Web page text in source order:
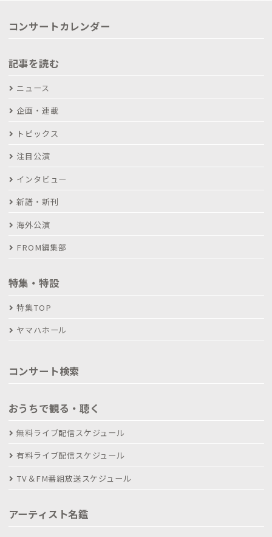
コンサートカレンダー
記事を読む
ニュース
企画・連載
トピックス
注目公演
インタビュー
新譜・新刊
海外公演
FROM編集部
特集・特設
特集TOP
ヤマハホール
コンサート検索
おうちで観る・聴く
無料ライブ配信スケジュール
有料ライブ配信スケジュール
TV＆FM番組放送スケジュール
アーティスト名鑑